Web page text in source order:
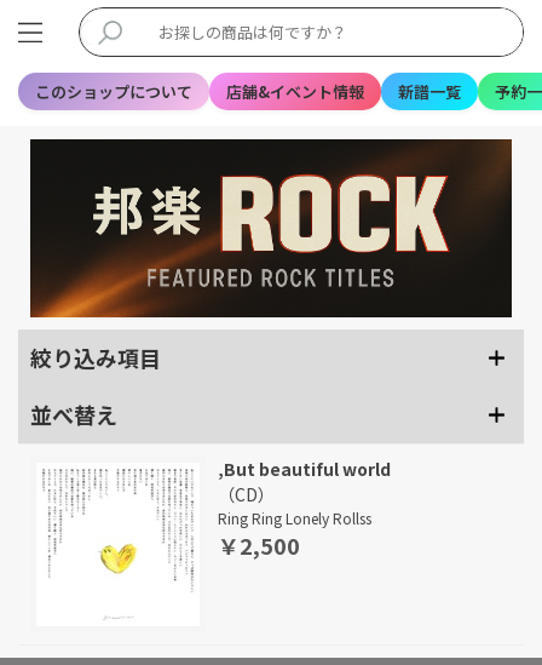
このショップについて 店舗&イベント情報 新譜一覧 予約
絞り込み項目
並べ替え
,But beautiful world
（CD）
Ring Ring Lonely Rollss
￥2,500